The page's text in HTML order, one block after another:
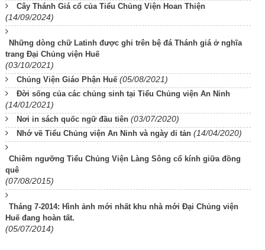
Cây Thánh Giá cổ của Tiểu Chủng Viện Hoan Thiện
(14/09/2024)
Những dòng chữ Latinh được ghi trên bệ đá Thánh giá ở nghĩa
trang Đại Chủng viện Huế
(03/10/2021)
Chủng Viện Giáo Phận Huế (05/08/2021)
Đời sống của các chủng sinh tại Tiểu Chủng viện An Ninh
(14/01/2021)
Nơi in sách quốc ngữ đầu tiên (03/07/2020)
Nhớ về Tiểu Chủng viện An Ninh và ngày di tản (14/04/2020)
Chiêm ngưỡng Tiểu Chủng Viện Làng Sông cổ kính giữa đồng
quê
(07/08/2015)
Tháng 7-2014: Hình ảnh mới nhất khu nhà mới Đại Chủng viện
Huế đang hoàn tất.
(05/07/2014)